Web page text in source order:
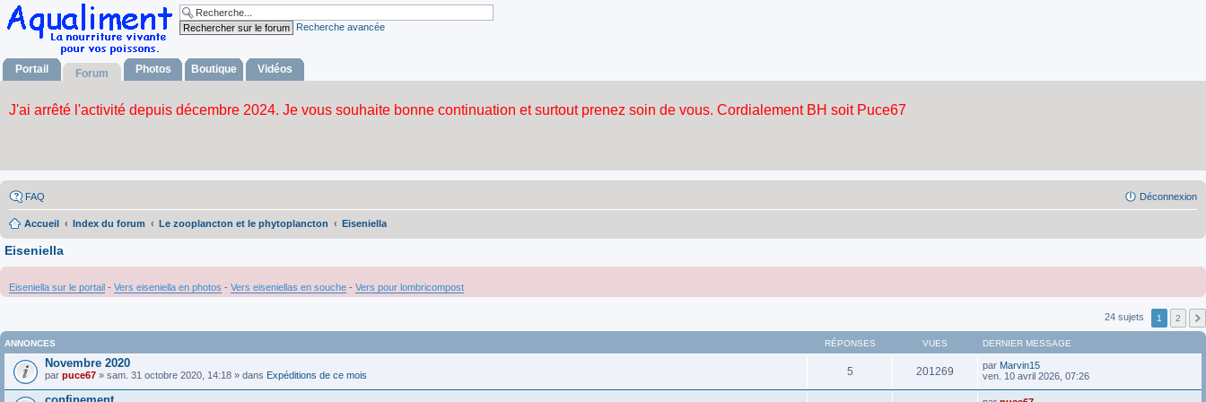
Recherche avancée
Portail Forum Photos Boutique Vidéos
FAQ Déconnexion
Accueil Index du forum Le zooplancton et le phytoplancton Eiseniella
Eiseniella
Eiseniella sur le portail - Vers eiseniella en photos - Vers eiseniellas en souche - Vers pour lombricompost
24 sujets 1 2
ANNONCES RÉPONSES VUES DERNIER MESSAGE
Novembre 2020
par puce67 » sam. 31 octobre 2020, 14:18 » dans Expéditions de ce mois 5 201269 par Marvin15
ven. 10 avril 2026, 07:26
confinement